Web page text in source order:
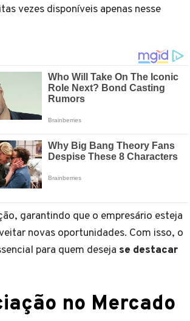
vezes disponíveis apenas nesse
garantindo que o empresário esteja
novas oportunidades. Com isso, o
para quem deseja se destacar
no Mercado